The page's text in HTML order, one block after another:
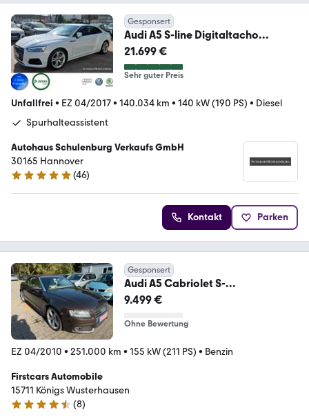
Gesponsert
Audi A5 S-line Digitaltacho
Kamera Totwinkel Keyless
21.699 €
Sehr guter Preis
Unfallfrei • EZ 04/2017• 140.034 km • 140 kW (190 PS) • Diesel
Spurhalteassistent
Autohaus Schulenburg Verkaufs GmbH
30165 Hannover
4.8 Sterne
(46)
Kontakt Parken
Gesponsert
Audi A5 Cabriolet S-
LINE/SCHECKHEFT/XENON
9.499 €
Ohne Bewertung
EZ 04/2010 • 251.000 km • 155 kW (211 PS) • Benzin
Firstcars Automobile
15711 Königs Wusterhausen
4.7 Sterne
(8)